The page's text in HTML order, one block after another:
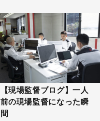
【現場監督ブログ】一人
前の現場監督になった瞬
間